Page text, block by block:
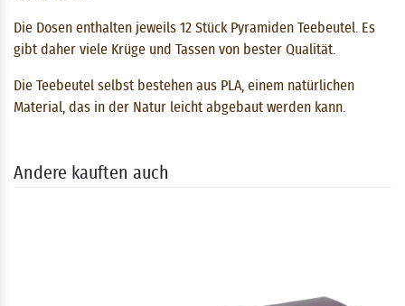
Die Dosen enthalten jeweils 12 Stück Pyramiden Teebeutel. Es
gibt daher viele Krüge und Tassen von bester Qualität.
Die Teebeutel selbst bestehen aus PLA, einem natürlichen
Material, das in der Natur leicht abgebaut werden kann.
Andere kauften auch